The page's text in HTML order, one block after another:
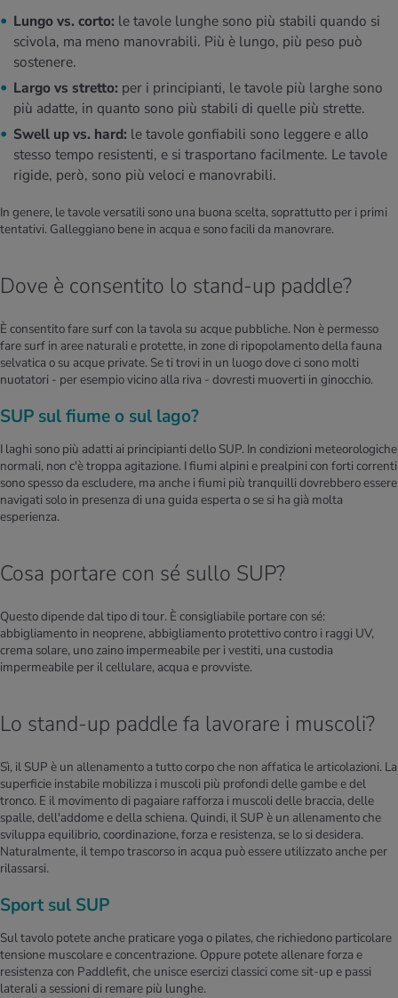
Lungo vs. corto: le tavole lunghe sono più stabili quando si
scivola, ma meno manovrabili. Più è lungo, più peso può
sostenere.
Largo vs stretto: per i principianti, le tavole più larghe sono
più adatte, in quanto sono più stabili di quelle più strette.
Swell up vs. hard: le tavole gonfiabili sono leggere e allo
stesso tempo resistenti, e si trasportano facilmente. Le tavole
rigide, però, sono più veloci e manovrabili.
In genere, le tavole versatili sono una buona scelta, soprattutto per i primi
tentativi. Galleggiano bene in acqua e sono facili da manovrare.
Dove è consentito lo stand-up paddle?
È consentito fare surf con la tavola su acque pubbliche. Non è permesso
fare surf in aree naturali e protette, in zone di ripopolamento della fauna
selvatica o su acque private. Se ti trovi in un luogo dove ci sono molti
nuotatori - per esempio vicino alla riva - dovresti muoverti in ginocchio.
SUP sul fiume o sul lago?
I laghi sono più adatti ai principianti dello SUP. In condizioni meteorologiche
normali, non c'è troppa agitazione. I fiumi alpini e prealpini con forti correnti
sono spesso da escludere, ma anche i fiumi più tranquilli dovrebbero essere
navigati solo in presenza di una guida esperta o se si ha già molta
esperienza.
Cosa portare con sé sullo SUP?
Questo dipende dal tipo di tour. È consigliabile portare con sé:
abbigliamento in neoprene, abbigliamento protettivo contro i raggi UV,
crema solare, uno zaino impermeabile per i vestiti, una custodia
impermeabile per il cellulare, acqua e provviste.
Lo stand-up paddle fa lavorare i muscoli?
Sì, il SUP è un allenamento a tutto corpo che non affatica le articolazioni. La
superficie instabile mobilizza i muscoli più profondi delle gambe e del
tronco. E il movimento di pagaiare rafforza i muscoli delle braccia, delle
spalle, dell'addome e della schiena. Quindi, il SUP è un allenamento che
sviluppa equilibrio, coordinazione, forza e resistenza, se lo si desidera.
Naturalmente, il tempo trascorso in acqua può essere utilizzato anche per
rilassarsi.
Sport sul SUP
Sul tavolo potete anche praticare yoga o pilates, che richiedono particolare
tensione muscolare e concentrazione. Oppure potete allenare forza e
resistenza con Paddlefit, che unisce esercizi classici come sit-up e passi
laterali a sessioni di remare più lunghe.